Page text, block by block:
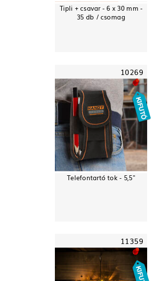
Tipli + csavar - 6 x 30 mm -
35 db / csomag
10269
Telefontartó tok - 5,5"
11359